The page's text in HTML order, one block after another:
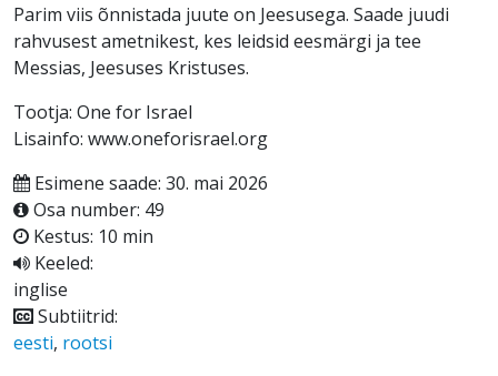
Parim viis õnnistada juute on Jeesusega. Saade juudi
rahvusest ametnikest, kes leidsid eesmärgi ja tee
Messias, Jeesuses Kristuses.
Tootja: One for Israel
Lisainfo: www.oneforisrael.org
Esimene saade: 30. mai 2026
Osa number: 49
Kestus: 10 min
Keeled:
inglise
Subtiitrid:
eesti, rootsi